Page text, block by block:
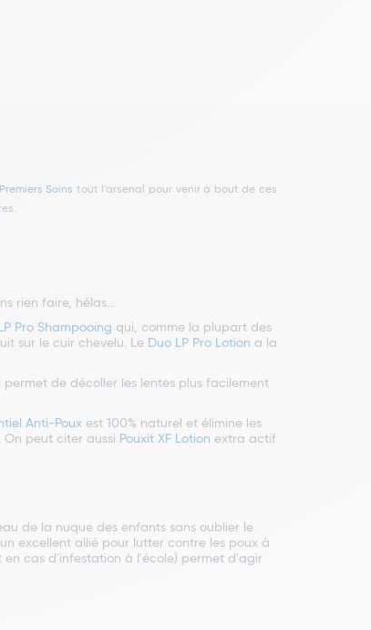
Soins tout l'arsenal pour venir à bout de ces
rien faire, hélas...
Pro Shampooing qui, comme la plupart des
sur le cuir chevelu. Le Duo LP Pro Lotion a la
de décoller les lentes plus facilement
Anti-Poux est 100% naturel et élimine les
On peut citer aussi Pouxit XF Lotion extra actif
de la nuque des enfants sans oublier le
excellent allié pour lutter contre les poux à
en cas d'infestation à l'école) permet d'agir